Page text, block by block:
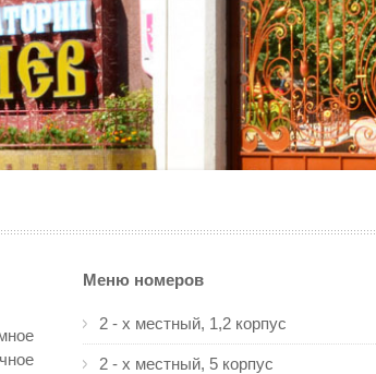
Меню номеров
2 - х местный, 1,2 корпус
2 - х местный, 5 корпус